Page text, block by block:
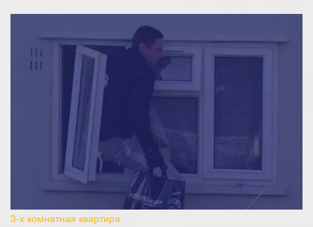
3-х комнатная квартира